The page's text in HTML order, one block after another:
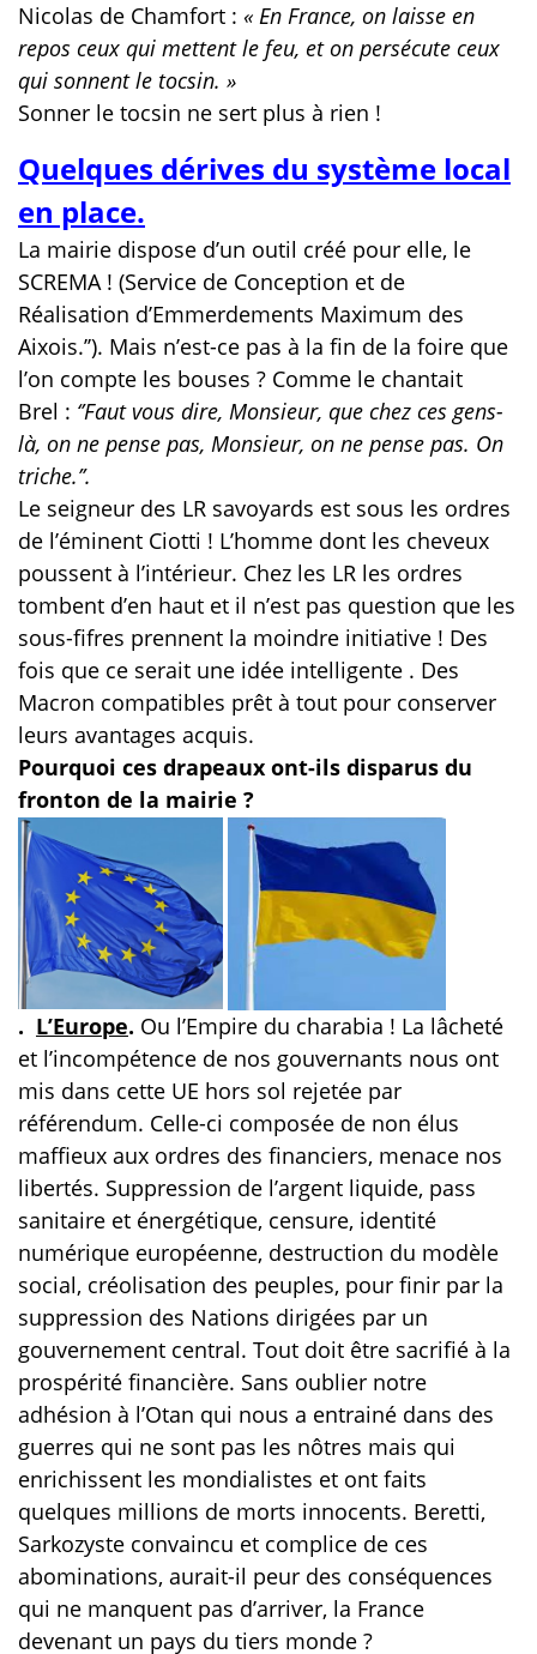
Nicolas de Chamfort : « En France, on laisse en
repos ceux qui mettent le feu, et on persécute ceux
qui sonnent le tocsin. »
Sonner le tocsin ne sert plus à rien !
Quelques dérives du système local
en place.
La mairie dispose d’un outil créé pour elle, le
SCREMA ! (Service de Conception et de
Réalisation d’Emmerdements Maximum des
Aixois.’’). Mais n’est-ce pas à la fin de la foire que
l’on compte les bouses ? Comme le chantait
Brel : ‘’Faut vous dire, Monsieur, que chez ces gens-
là, on ne pense pas, Monsieur, on ne pense pas. On
triche.’’.
Le seigneur des LR savoyards est sous les ordres
de l’éminent Ciotti ! L’homme dont les cheveux
poussent à l’intérieur. Chez les LR les ordres
tombent d’en haut et il n’est pas question que les
sous-fifres prennent la moindre initiative ! Des
fois que ce serait une idée intelligente . Des
Macron compatibles prêt à tout pour conserver
leurs avantages acquis.
Pourquoi ces drapeaux ont-ils disparus du
fronton de la mairie ?
. L’Europe. Ou l’Empire du charabia ! La lâcheté
et l’incompétence de nos gouvernants nous ont
mis dans cette UE hors sol rejetée par
référendum. Celle-ci composée de non élus
maffieux aux ordres des financiers, menace nos
libertés. Suppression de l’argent liquide, pass
sanitaire et énergétique, censure, identité
numérique européenne, destruction du modèle
social, créolisation des peuples, pour finir par la
suppression des Nations dirigées par un
gouvernement central. Tout doit être sacrifié à la
prospérité financière. Sans oublier notre
adhésion à l’Otan qui nous a entrainé dans des
guerres qui ne sont pas les nôtres mais qui
enrichissent les mondialistes et ont faits
quelques millions de morts innocents. Beretti,
Sarkozyste convaincu et complice de ces
abominations, aurait-il peur des conséquences
qui ne manquent pas d’arriver, la France
devenant un pays du tiers monde ?